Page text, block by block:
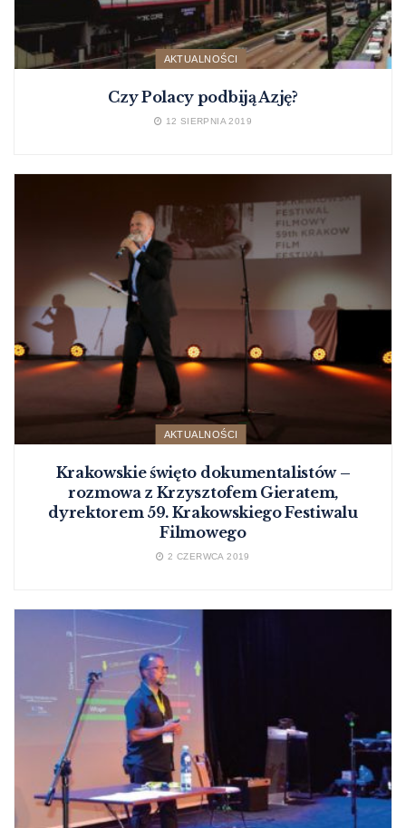
AKTUALNOŚCI
Czy Polacy podbiją Azję?
12 SIERPNIA 2019
AKTUALNOŚCI
Krakowskie święto dokumentalistów –
rozmowa z Krzysztofem Gieratem,
dyrektorem 59. Krakowskiego Festiwalu
Filmowego
2 CZERWCA 2019